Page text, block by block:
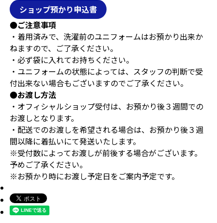
ショップ預かり申込書
●ご注意事項
・着用済みで、洗濯前のユニフォームはお預かり出来か
ねますので、ご了承ください。
・必ず袋に入れてお持ちください。
・ユニフォームの状態によっては、スタッフの判断で受
付出来ない場合もございますのでご了承ください。
●お渡し方法
・オフィシャルショップ受付は、お預かり後３週間での
お渡しとなります。
・配送でのお渡しを希望される場合は、お預かり後３週
間以降に着払いにて発送いたします。
※受付数によってお渡しが前後する場合がございます。
予めご了承ください。
※お預かり時にお渡し予定日をご案内予定です。